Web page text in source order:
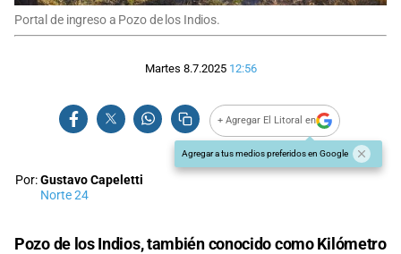
Portal de ingreso a Pozo de los Indios.
Martes 8.7.2025 12:56
+ Agregar El Litoral en
Agregar a tus medios preferidos en Google
Por:Gustavo Capeletti
Norte 24
Pozo de los Indios, también conocido como Kilómetro